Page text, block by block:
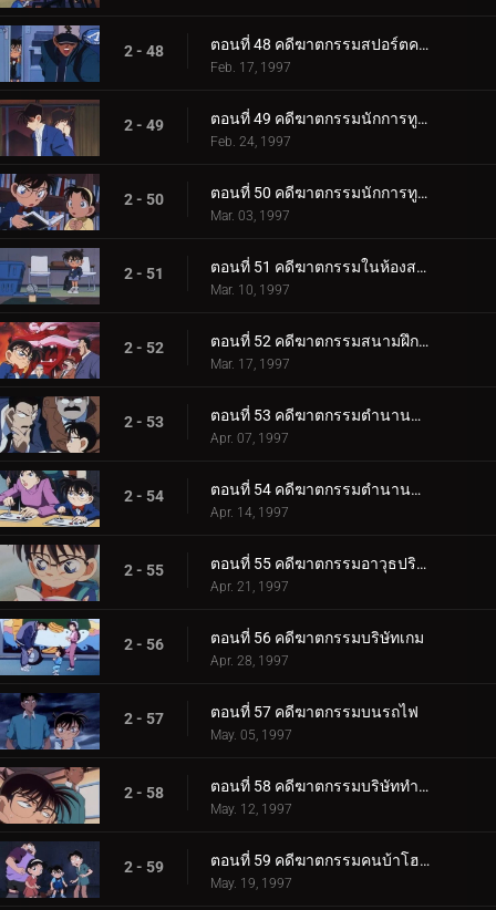
2 - 48 ตอนที่ 48 คดีฆาตกรรมสปอร์ตคลับ
Feb. 17, 1997
2 - 49 ตอนที่ 49 คดีฆาตกรรมนักการทูต (ตอนแรก)
Feb. 24, 1997
2 - 50 ตอนที่ 50 คดีฆาตกรรมนักการทูต (ตอนจบ)
Mar. 03, 1997
2 - 51 ตอนที่ 51 คดีฆาตกรรมในห้องสมุด
Mar. 10, 1997
2 - 52 ตอนที่ 52 คดีฆาตกรรมสนามฝึกซ้อมกอล์ฟ
Mar. 17, 1997
2 - 53 ตอนที่ 53 คดีฆาตกรรมตำนานคิริเทนงู (ตอนพิเศษ ตอนแรก)
Apr. 07, 1997
2 - 54 ตอนที่ 54 คดีฆาตกรรมตำนานคิริเทนงู (ตอนพิเศษ ตอนจบ)
Apr. 14, 1997
2 - 55 ตอนที่ 55 คดีฆาตกรรมอาวุธปริศนา
Apr. 21, 1997
2 - 56 ตอนที่ 56 คดีฆาตกรรมบริษัทเกม
Apr. 28, 1997
2 - 57 ตอนที่ 57 คดีฆาตกรรมบนรถไฟ
May. 05, 1997
2 - 58 ตอนที่ 58 คดีฆาตกรรมบริษัททำความสะอาด
May. 12, 1997
2 - 59 ตอนที่ 59 คดีฆาตกรรมคนบ้าโฮล์มส์ (ตอนแรก)
May. 19, 1997